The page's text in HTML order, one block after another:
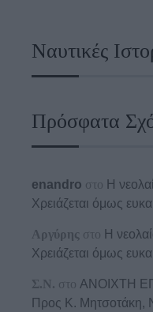
Ναυτικές
Πρόσφατα
enandro στο Η
Χρειάζεται όμως
Αργύρης στο Η
Χρειάζεται όμως
Σ.Ν. στο ΑΝΟΙΧΤΗ
Προς K. Μητσοτάκη,